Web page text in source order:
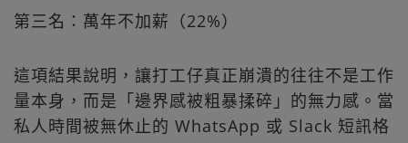
第三名：萬年不加薪（22%）
這項結果說明，讓打工仔真正崩潰的往往不是工作
量本身，而是「邊界感被粗暴揉碎」的無力感。當
私人時間被無休止的 WhatsApp 或 Slack 短訊格